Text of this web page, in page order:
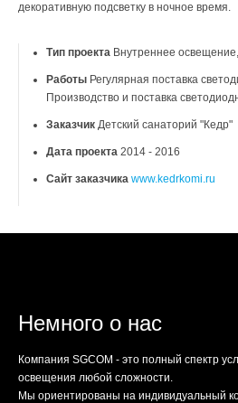
декоративную подсветку в ночное время.
Тип проекта Внутреннее
Работы Регулярная поставка
Производство и поставка
Заказчик Детский санаторий "Кедр"
Дата проекта 2014 - 2016
Сайт заказчика www.kedrkomi.ru
Немного о нас
Компания SGCOM - это полный спектр
освещения любой сложности.
Мы ориентированы на индивидуальный